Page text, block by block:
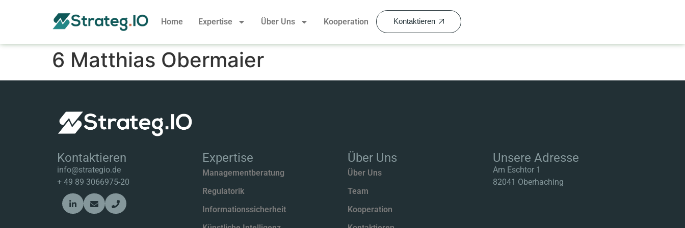
Home Expertise Über Uns Kooperation Kontaktieren
6 Matthias Obermaier
Kontaktieren
info@strategio.de
+ 49 89 3066975-20
Expertise
Managementberatung
Regulatorik
Informationssicherheit
Über Uns
Über Uns
Team
Kooperation
Unsere Adresse
Am Eschtor 1
82041 Oberhaching